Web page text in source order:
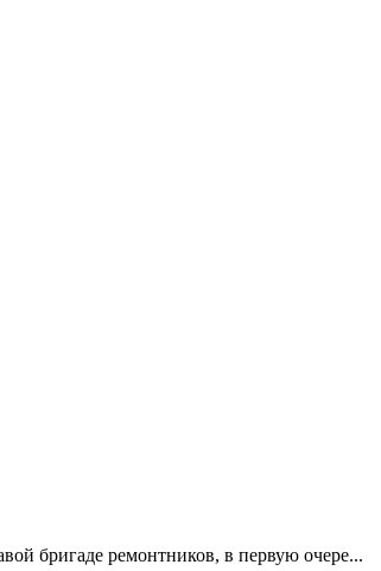
бригаде ремонтников, в первую очере...